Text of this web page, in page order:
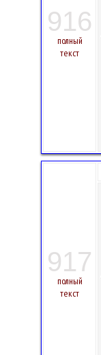
916
полный
текст
917
полный
текст